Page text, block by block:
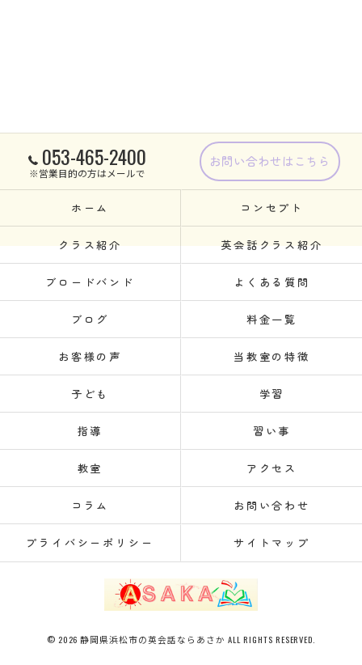
053-465-2400
※営業目的の方はメールで
お問い合わせはこちら
ホーム コンセプト
クラス紹介 英会話クラス紹介
ブロードバンド よくある質問
ブログ 料金一覧
お客様の声 当教室の特徴
子ども 学習
指導 習い事
教室 アクセス
コラム お問い合わせ
プライバシーポリシー サイトマップ
© 2026 静岡県浜松市の英会話ならあさか ALL RIGHTS RESERVED.